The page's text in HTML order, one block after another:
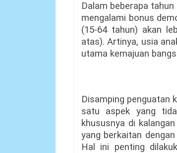
Dalam beberapa
mengalami bonus
(15-64 tahun) akan
atas). Artinya, usia
utama kemajuan
Disamping penguatan
satu aspek yang
khususnya di
yang berkaitan
Hal ini penting